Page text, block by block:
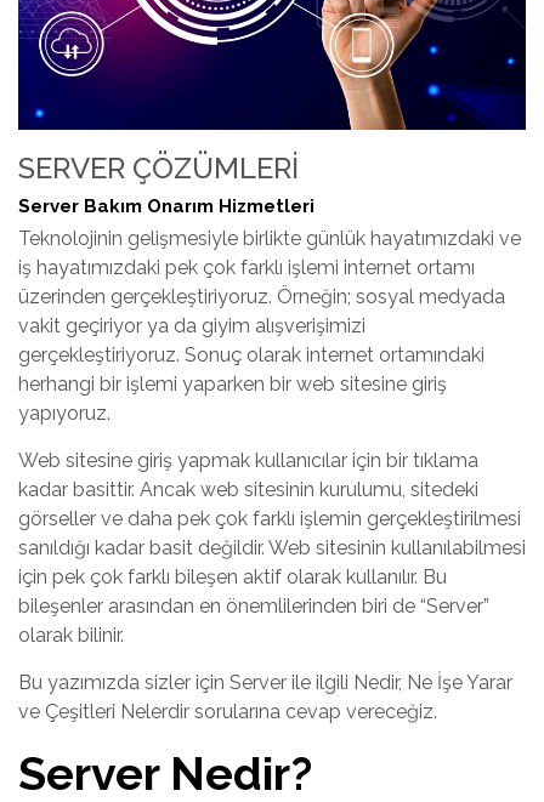
SERVER ÇÖZÜMLERI
Server Bakım Onarım Hizmetleri
Teknolojinin gelişmesiyle birlikte günlük hayatımızdaki ve
iş hayatımızdaki pek çok farklı işlemi internet ortamı
üzerinden gerçekleştiriyoruz. Örneğin; sosyal medyada
vakit geçiriyor ya da giyim alışverişimizi
gerçekleştiriyoruz. Sonuç olarak internet ortamındaki
herhangi bir işlemi yaparken bir web sitesine giriş
yapıyoruz.
Web sitesine giriş yapmak kullanıcılar için bir tıklama
kadar basittir. Ancak web sitesinin kurulumu, sitedeki
görseller ve daha pek çok farklı işlemin gerçekleştirilmesi
sanıldığı kadar basit değildir. Web sitesinin kullanılabilmesi
için pek çok farklı bileşen aktif olarak kullanılır. Bu
bileşenler arasından en önemlilerinden biri de “Server”
olarak bilinir.
Bu yazımızda sizler için Server ile ilgili Nedir, Ne İşe Yarar
ve Çeşitleri Nelerdir sorularına cevap vereceğiz.
Server Nedir?